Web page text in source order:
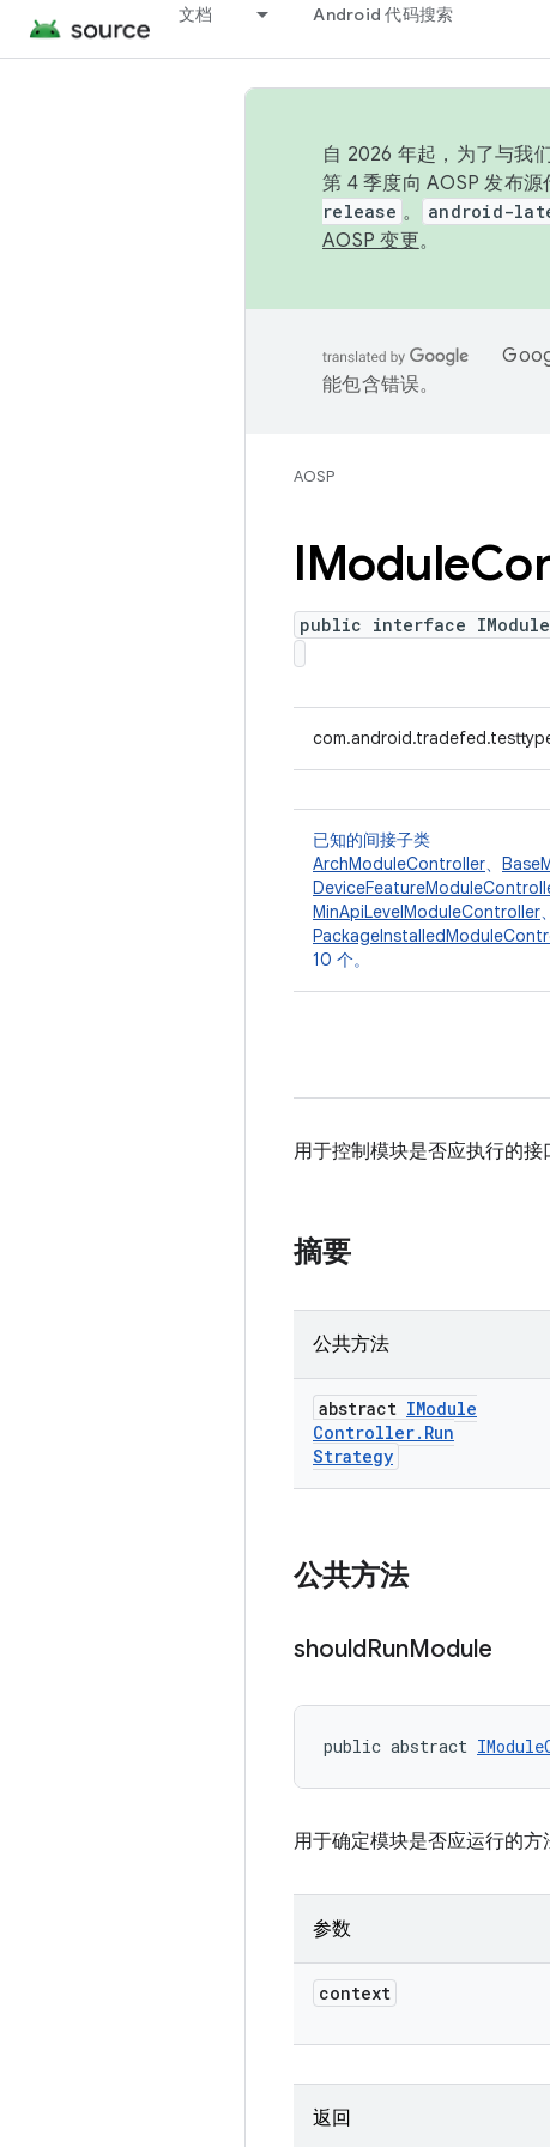
文档 Android 代码搜索
自 2026 年起，为了与我
第 4 季度向 AOSP 发布
release 。 android-
AOSP 变更。
能包含错误。
AOSP
IModule
public interface
已知的间接子类
ArchModuleController、
MinApiLevelModuleController、
10 个。
用于控制模块是否应执行的接
摘要
公共方法
abstract IModule
Controller. Run
Strategy
公共方法
shouldRunModule
public abstract
用于确定模块是否应运行的方
参数
context
返回